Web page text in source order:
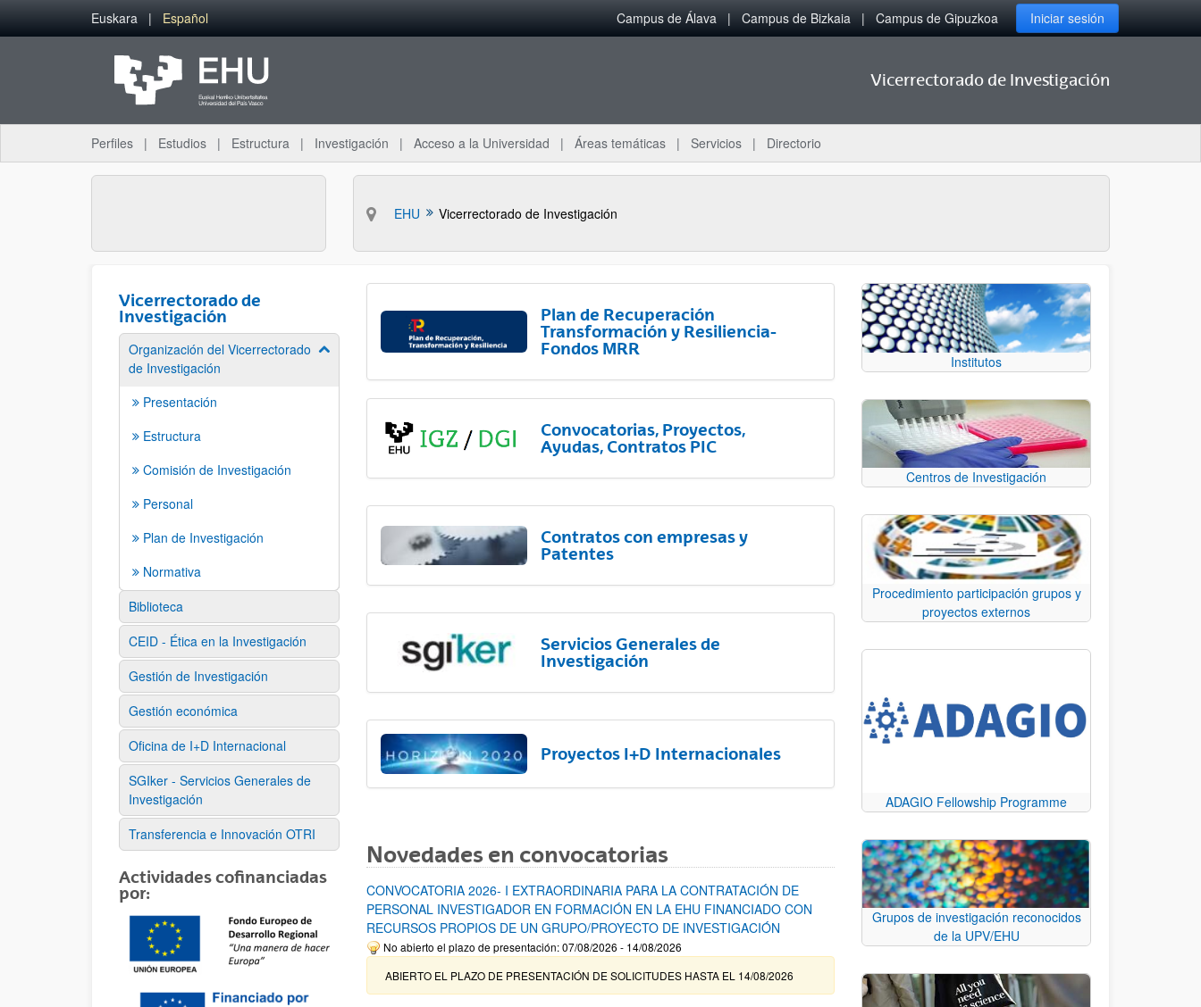
Saltar al contenido principal
Euskara Español Campus de Álava Campus de Bizkaia Campus de Gipuzkoa Iniciar sesión
Vicerrectorado de Investigación
Perfiles Estudios Estructura Investigación Acceso a la Universidad Áreas temáticas Servicios Directorio
EHU Vicerrectorado de Investigación
Vicerrectorado de
Investigación
Organización del Vicerrectorado
de Investigación
Mostrar/ocultar subpáginas
Presentación
Estructura
Comisión de Investigación
Personal
Plan de Investigación
Normativa
Biblioteca
CEID - Ética en la Investigación
Gestión de Investigación
Gestión económica
Oficina de I+D Internacional
SGIker - Servicios Generales de
Investigación
Transferencia e Innovación OTRI
Actividades cofinanciadas
por:
Plan de Recuperación
Transformación y Resiliencia-
Fondos MRR
Convocatorias, Proyectos,
Ayudas, Contratos PIC
Contratos con empresas y
Patentes
Servicios Generales de
Investigación
Proyectos I+D Internacionales
Novedades en convocatorias
CONVOCATORIA 2026- I EXTRAORDINARIA PARA LA CONTRATACIÓN DE
PERSONAL INVESTIGADOR EN FORMACIÓN EN LA EHU FINANCIADO CON
RECURSOS PROPIOS DE UN GRUPO/PROYECTO DE INVESTIGACIÓN
No abierto el plazo de presentación: 07/08/2026 - 14/08/2026
ABIERTO EL PLAZO DE PRESENTACIÓN DE SOLICITUDES HASTA EL 14/08/2026
Institutos
Centros de Investigación
Procedimiento participación grupos y
proyectos externos
ADAGIO Fellowship Programme
Grupos de investigación reconocidos
de la UPV/EHU